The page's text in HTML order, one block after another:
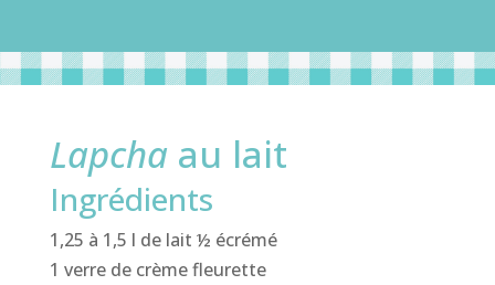
Lapcha au lait
Ingrédients
1,25 à 1,5 l de lait ½ écrémé
1 verre de crème fleurette